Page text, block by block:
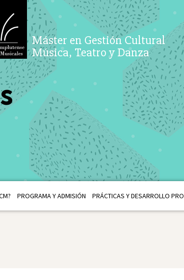
Máster en Gestión Cultural
Música, Teatro y Danza
PROGRAMA Y ADMISIÓN PRÁCTICAS Y DESARROLLO